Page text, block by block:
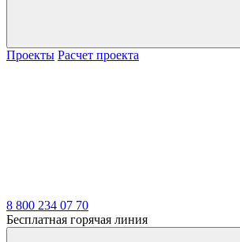
Проекты Расчет проекта
8 800 234 07 70
Бесплатная горячая линия